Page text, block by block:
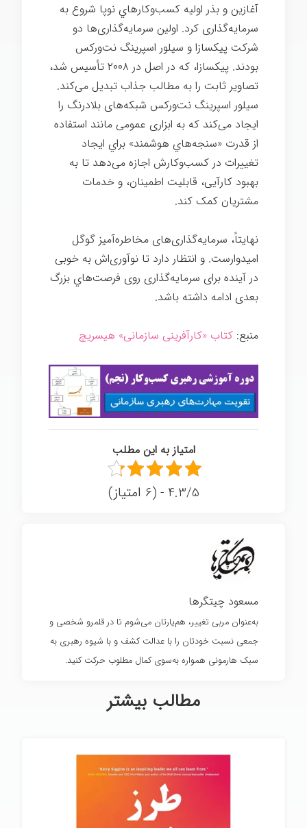
آغازين و بذر اولیه كسب‌وكارهاي نوپا شروع به
سرمایه‌گذاری کرد. اولین سرمایه‌گذاری‌ها دو
شرکت پیكسازا و سیلور اسپرینگ نت‌وركس
بودند. پیكسازا، که در اصل در ۲۰۰۸ تأسیس شد،
تصاویر ثابت را به مطالب جذاب تبدیل می‌کند.
سیلور اسپرینگ نت‌وركس شبکه‌های بلادرنگ را
ایجاد می‌کند که به ابزاری عمومی مانند استفاده
از قدرت «سنجه‌هاي هوشمند» براي ایجاد
تغییرات در کسب‌وکارش اجازه می‌دهد تا به
بهبود کارآیی، قابلیت اطمینان، و خدمات
مشتریان کمک کند.
نهایتاً، سرمایه‌گذاری‌های مخاطره‌آميز گوگل
امیدوارست. و انتظار دارد تا نوآوری‌اش به خوبی
در آینده برای سرمایه‌گذاری روی فرصت‌هاي بزرگ
بعدی ادامه داشته باشد.
منبع: کتاب «کارآفرینی سازمانی» هیسریچ
امتیاز به این مطلب
4.3/5 - (6 امتیاز)
مسعود چیتگرها
به‌عنوان مربی تغییر، هم‌یارتان می‌شوم تا در قلمرو شخصی و
جمعی نسبت خودتان را با عدالت کشف و با شیوه رهبری به
سبک هارمونی همواره به‌سوی کمال مطلوب حرکت کنید.
مطالب بیشتر